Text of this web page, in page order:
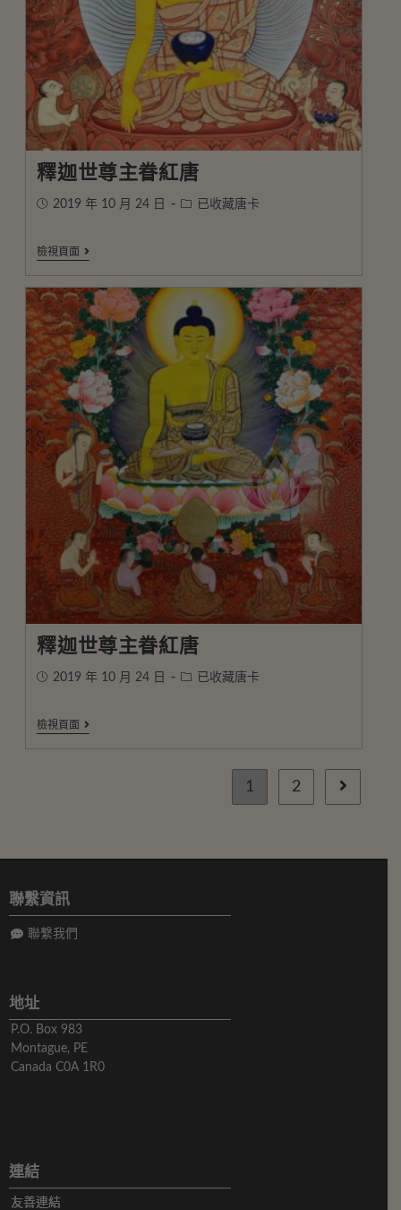
釋迦世尊主眷紅唐
2019 年 10 月 24 日 已收藏唐卡
檢視頁面
釋迦世尊主眷紅唐
2019 年 10 月 24 日 已收藏唐卡
檢視頁面
1 2
聯繫資訊
聯繫我們
地址
P.O. Box 983
Montague, PE
Canada C0A 1R0
連結
友善連結